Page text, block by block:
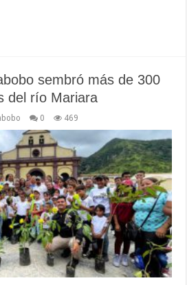
sembró más de 300
del río Mariara
0 469